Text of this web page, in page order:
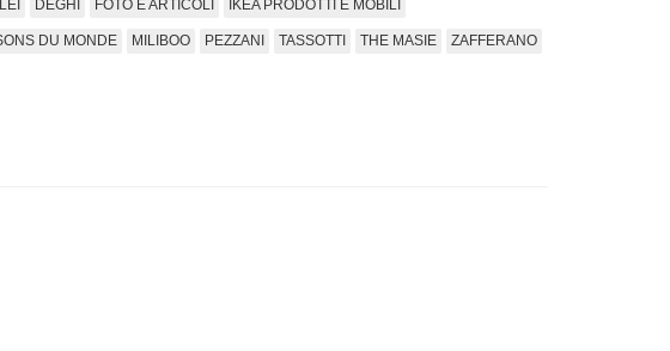
DEGHI FOTO E ARTICOLI IKEA PRODOTTI E MOBILI
DU MONDE MILIBOO PEZZANI TASSOTTI THE MASIE ZAFFERANO